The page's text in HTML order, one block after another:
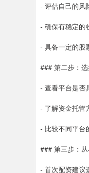
- 评估自己的风
- 确保有稳定的
- 具备一定的股
### 第二步：
- 查看平台是否
- 了解资金托管
- 比较不同平台
### 第三步：
- 首次配资建议